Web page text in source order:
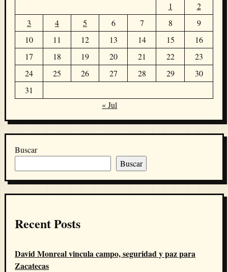
1
2
3
4 5 6 7 8
9
10
11 12 13 14 15
16
17
18 19 20 21 22
23
24
25 26 27 28 29
30
31
« Jul
Buscar
Buscar
Recent Posts
David Monreal vincula campo, seguridad y paz para
Zacatecas